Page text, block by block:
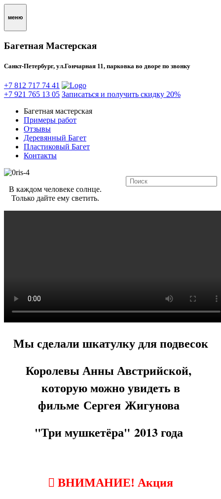
меню
Багетная Мастерская
Санкт-Петербург, ул.Гончарная 11, парковка во дворе по звонку
+7 812 717 74 41
+7 921 765 13 05 Записаться и получить скидку 20%
Багетная мастерская
Примеры работ
Отзывы
Деревянный Багет
Пластиковый Багет
Контакты
В каждом человеке солнце.
Только дайте ему светить.
Мы сделалишкатулку для подвесок
Королевы Анны Австрийской,
которую можно увидеть в
фильме Сергея Жигунова
"Три мушкетёра" 2013 года
 ВНИМАНИЕ! Акция